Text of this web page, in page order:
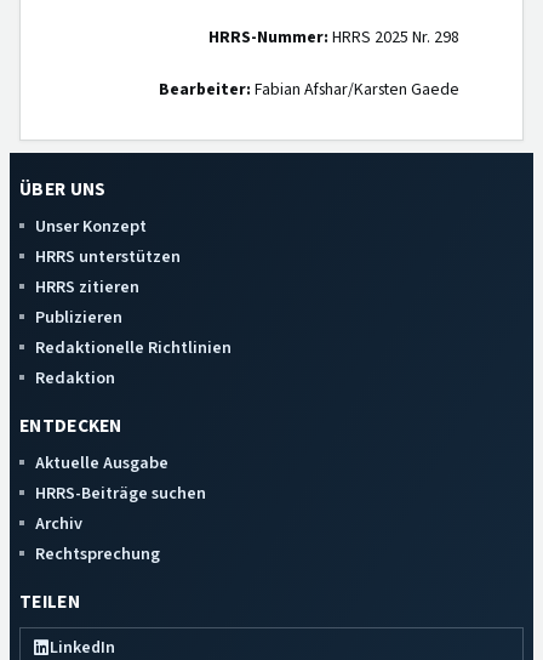
HRRS-Nummer: HRRS 2025 Nr. 298
Bearbeiter: Fabian Afshar/Karsten Gaede
ÜBER UNS
Unser Konzept
HRRS unterstützen
HRRS zitieren
Publizieren
Redaktionelle Richtlinien
Redaktion
ENTDECKEN
Aktuelle Ausgabe
HRRS-Beiträge suchen
Archiv
Rechtsprechung
TEILEN
LinkedIn